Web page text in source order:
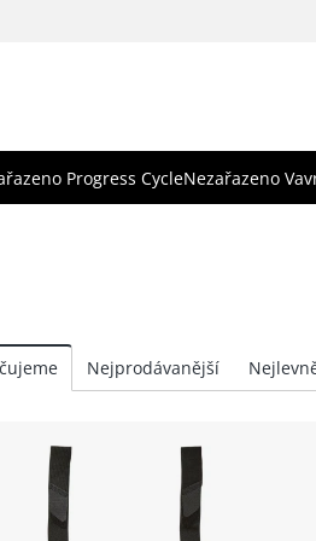
Progress CycleNezařazeno